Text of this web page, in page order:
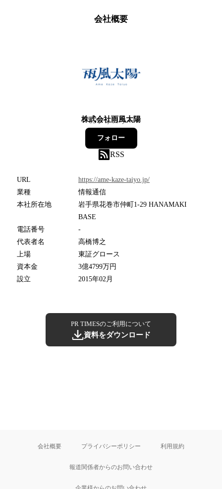
会社概要
株式会社雨風太陽
65フォロワー
フォロー
RSS
URL
https://ame-kaze-taiyo.jp/
業種
情報通信
本社所在地
岩手県花巻市仲町1-29 HANAMAKI
BASE
電話番号
-
代表者名
高橋博之
上場
東証グロース
資本金
3億4799万円
設立
2015年02月
PR TIMESのご利用について
資料をダウンロード
会社概要 プライバシーポリシー 利用規約
報道関係者からのお問い合わせ